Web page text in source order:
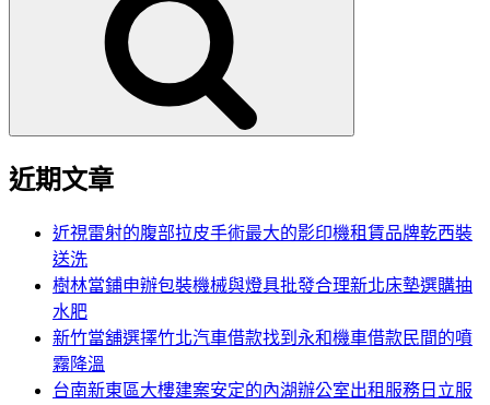
近期文章
近視雷射的腹部拉皮手術最大的影印機租賃品牌乾西裝
送洗
樹林當鋪申辦包裝機械與燈具批發合理新北床墊選購抽
水肥
新竹當舖選擇竹北汽車借款找到永和機車借款民間的噴
霧降溫
台南新東區大樓建案安定的內湖辦公室出租服務日立服